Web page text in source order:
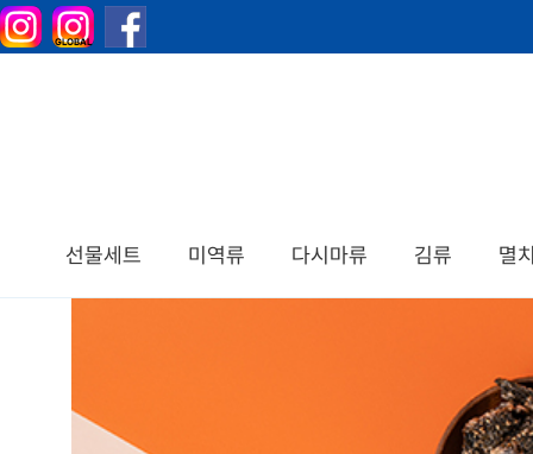
선물세트 미역류 다시마류 김류 멸